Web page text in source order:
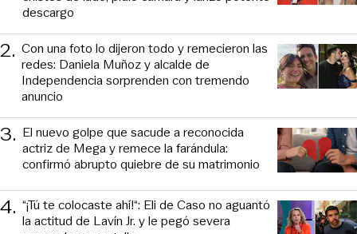
descargo
2. Con una foto lo dijeron todo y remecieron las
redes: Daniela Muñoz y alcalde de
Independencia sorprenden con tremendo
anuncio
3. El nuevo golpe que sacude a reconocida
actriz de Mega y remece la farándula:
confirmó abrupto quiebre de su matrimonio
4. “¡Tú te colocaste ahí!“: Eli de Caso no aguantó
la actitud de Lavín Jr. y le pegó severa